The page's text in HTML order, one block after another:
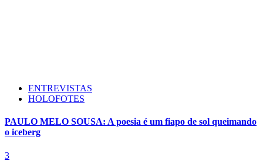
ENTREVISTAS
HOLOFOTES
PAULO MELO SOUSA: A poesia é um fiapo de sol queimando
o iceberg
3